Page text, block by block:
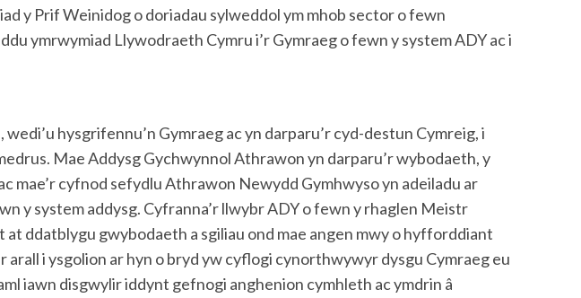
y Prif Weinidog o doriadau sylweddol ym mhob sector o fewn
ymrwymiad Llywodraeth Cymru i’r Gymraeg o fewn y system ADY ac i
hysgrifennu’n Gymraeg ac yn darparu’r cyd-destun Cymreig, i
Mae Addysg Gychwynnol Athrawon yn darparu’r wybodaeth, y
mae’r cyfnod sefydlu Athrawon Newydd Gymhwyso yn adeiladu ar
y system addysg. Cyfranna’r llwybr ADY o fewn y rhaglen Meistr
ddatblygu gwybodaeth a sgiliau ond mae angen mwy o hyfforddiant
i ysgolion ar hyn o bryd yw cyflogi cynorthwywyr dysgu Cymraeg eu
iawn disgwylir iddynt gefnogi anghenion cymhleth ac ymdrin â